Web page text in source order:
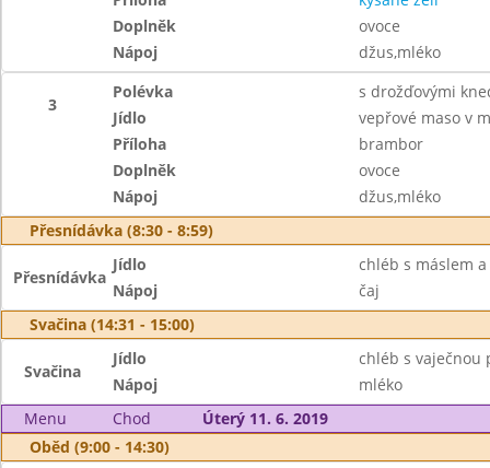
Doplněk
ovoce
Nápoj
džus,mléko
3
Polévka
s drožďovými
Jídlo
vepřové maso v
Příloha
brambor
Doplněk
ovoce
Nápoj
džus,mléko
Přesnídávka (8:30 - 8:59)
Přesnídávka
Jídlo
chléb s máslem
Nápoj
čaj
Svačina (14:31 - 15:00)
Svačina
Jídlo
chléb s vaječnou
Nápoj
mléko
Menu
Chod
Úterý 11. 6. 2019
Oběd (9:00 - 14:30)